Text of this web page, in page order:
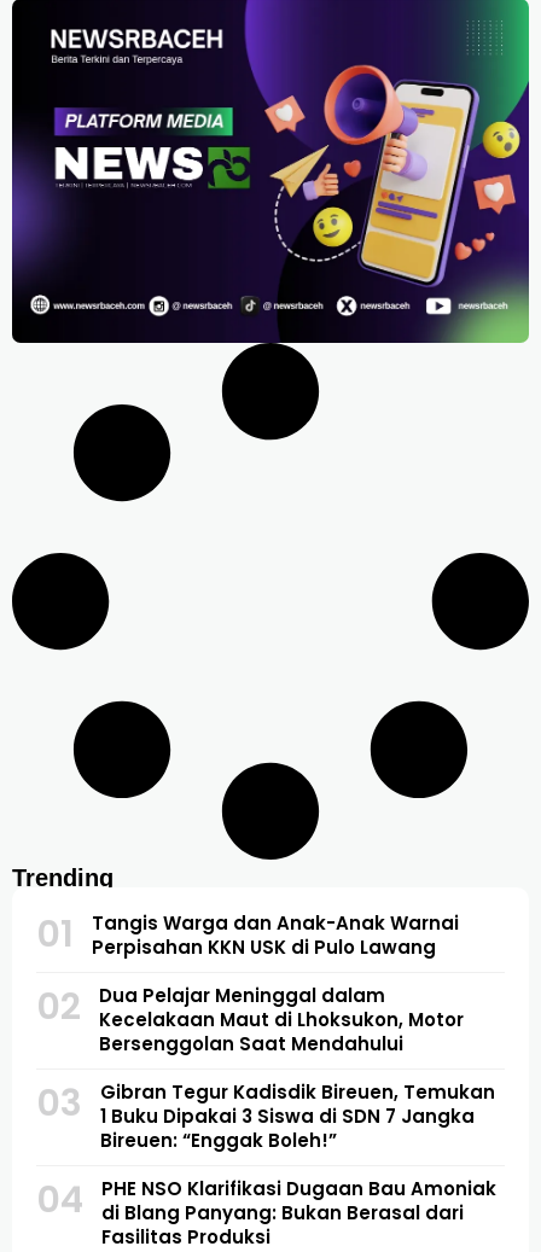
Trending
01
Tangis Warga dan Anak-Anak Warnai
Perpisahan KKN USK di Pulo Lawang
02
Dua Pelajar Meninggal dalam
Kecelakaan Maut di Lhoksukon, Motor
Bersenggolan Saat Mendahului
03
Gibran Tegur Kadisdik Bireuen, Temukan
1 Buku Dipakai 3 Siswa di SDN 7 Jangka
Bireuen: “Enggak Boleh!”
04
PHE NSO Klarifikasi Dugaan Bau Amoniak
di Blang Panyang: Bukan Berasal dari
Fasilitas Produksi